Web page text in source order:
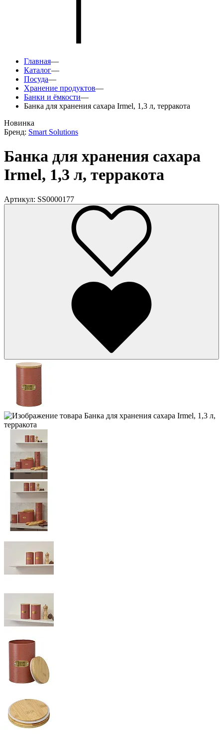
Главная—
Каталог—
Посуда—
Хранение продуктов—
Банки и ёмкости—
Банка для хранения сахара Irmel, 1,3 л, терракота
Новинка
Бренд: Smart Solutions
Банка для хранения сахара
Irmel, 1,3 л, терракота
Артикул: SS0000177